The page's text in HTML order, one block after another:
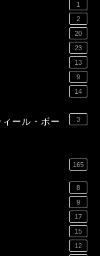
1
2
20
23
13
9
14
ール・ボー
3
165
8
9
17
15
12